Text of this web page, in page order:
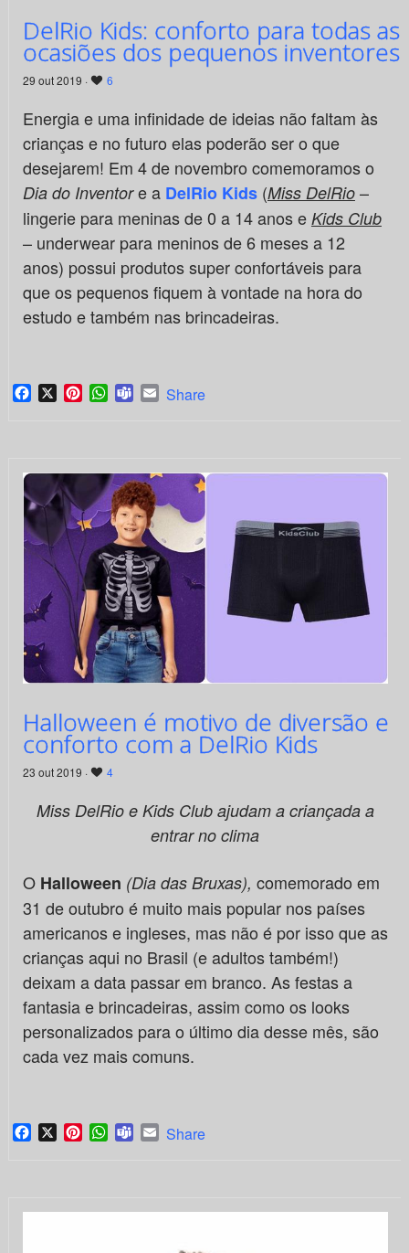
DelRio Kids: conforto para todas as
ocasiões dos pequenos inventores
29 out 2019 · 6
Energia e uma infinidade de ideias não faltam às
crianças e no futuro elas poderão ser o que
desejarem! Em 4 de novembro comemoramos o
Dia do Inventore a DelRio Kids(Miss DelRio–
lingerie para meninas de 0 a 14 anos e Kids Club
– underwear para meninos de 6 meses a 12
anos) possui produtos super confortáveis para
que os pequenos fiquem à vontade na hora do
estudo e também nas brincadeiras.
Facebook
X PinterestWhatsApp
TeamsEmail
Share
Halloween é motivo de diversão e
conforto com a DelRio Kids
23 out 2019 · 4
Miss DelRio e Kids Club ajudam a criançada a
entrar no clima
O Halloween (Dia das Bruxas), comemorado em
31 de outubro é muito mais popular nos países
americanos e ingleses, mas não é por isso que as
crianças aqui no Brasil (e adultos também!)
deixam a data passar em branco. As festas a
fantasia e brincadeiras, assim como os looks
personalizados para o último dia desse mês, são
cada vez mais comuns.
Facebook
X PinterestWhatsApp
TeamsEmail
Share